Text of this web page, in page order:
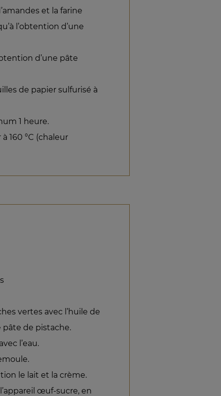
et la farine
l’obtention d’une
d’une pâte
de papier sulfurisé à
1 heure.
160 °C (chaleur
vertes avec l’huile de
pâte de pistache.
l’eau.
le lait et la crème.
œuf-sucre, en